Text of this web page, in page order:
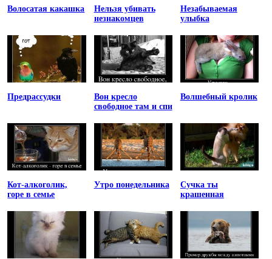
Волосатая какашка
Нельзя убивать
незнакомцев
Незабываемая
улыбка
Предрассудки
Вон кресло
свободное там и спи
Волшебный кролик
Кот-алкоголик,
горе в семье
Утро понедельника
Сучка ты
крашенная